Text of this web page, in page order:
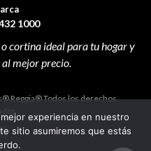
1000
Reggia® Todos los derechos
experiencia en nuestro
sitio asumiremos que estás